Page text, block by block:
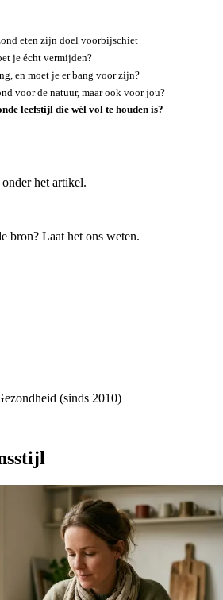
eten zijn doel voorbijschiet
je écht vermijden?
en moet je er bang voor zijn?
voor de natuur, maar ook voor jou?
leefstijl die wél vol te houden is?
het artikel.
bron? Laat het ons weten.
(sinds 2010)